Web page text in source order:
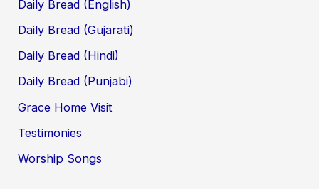
Daily Bread (English)
Daily Bread (Gujarati)
Daily Bread (Hindi)
Daily Bread (Punjabi)
Grace Home Visit
Testimonies
Worship Songs